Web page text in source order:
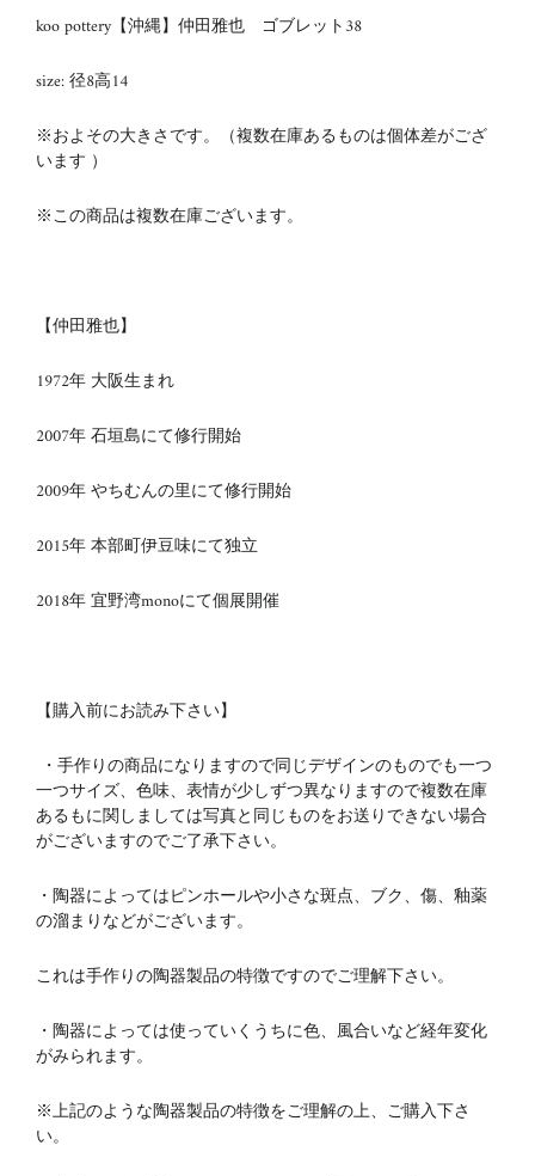
koo pottery【沖縄】仲田雅也 ゴブレット38
size: 径8高14
※およその大きさです。（複数在庫あるものは個体差がござ
います ）
※この商品は複数在庫ございます。
【仲田雅也】
1972年 大阪生まれ
2007年 石垣島にて修行開始
2009年 やちむんの里にて修行開始
2015年 本部町伊豆味にて独立
2018年 宜野湾monoにて個展開催
【購入前にお読み下さい】
・手作りの商品になりますので同じデザインのものでも一つ
一つサイズ、色味、表情が少しずつ異なりますので複数在庫
あるもに関しましては写真と同じものをお送りできない場合
がございますのでご了承下さい。
・陶器によってはピンホールや小さな斑点、ブク、傷、釉薬
の溜まりなどがございます。
これは手作りの陶器製品の特徴ですのでご理解下さい。
・陶器によっては使っていくうちに色、風合いなど経年変化
がみられます。
※上記のような陶器製品の特徴をご理解の上、ご購入下さ
い。